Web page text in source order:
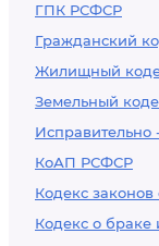
ГПК РСФСР
Гражданский
Жилищный
Земельный
Исправительно
КоАП РСФСР
Кодекс законов
Кодекс о